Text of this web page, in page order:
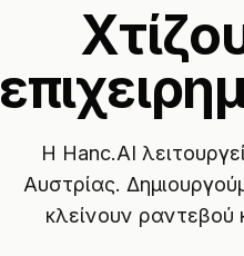
Η Hanc.AI
Αυστρίας.
κλείνουν